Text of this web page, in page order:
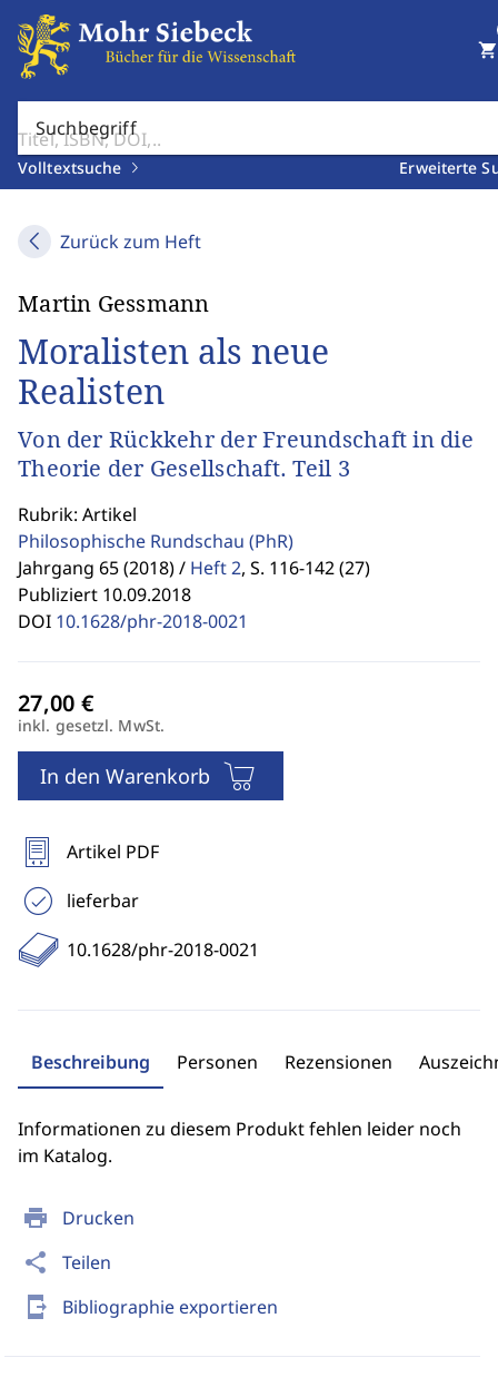
Suchbegriff
Volltextsuche Erweiterte
shopping_cart
Zurück zum Heft
print Drucken
share Teilen
send_to_mobile Bibliographie exportieren
Martin Gessmann
Moralisten als neue
Realisten
Von der Rückkehr der Freundschaft in die
Theorie der Gesellschaft. Teil 3
Rubrik: Artikel
Philosophische Rundschau (PhR)
Jahrgang 65 (2018) / Heft 2, S. 116-142 (27)
Publiziert 10.09.2018
DOI 10.1628/phr-2018-0021
inkl. gesetzl. MwSt.
In den Warenkorb
Artikel PDF
lieferbar
10.1628/phr-2018-0021
Beschreibung Personen Rezensionen
Informationen zu diesem Produkt fehlen leider noch
im Katalog.